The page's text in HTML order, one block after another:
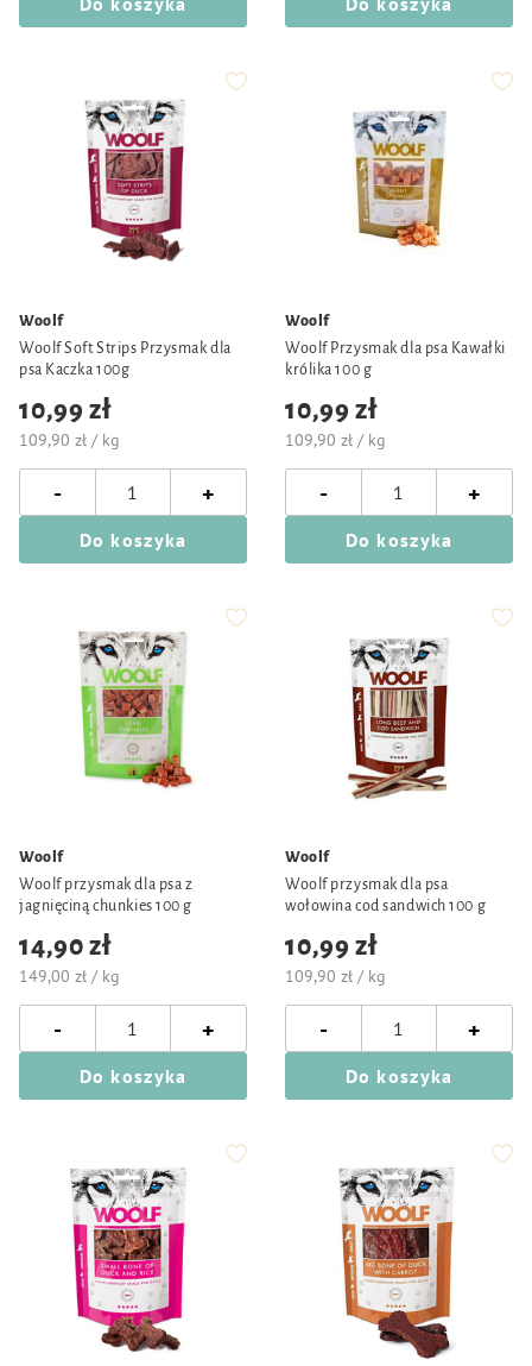
Woolf
Woolf Soft Strips Przysmak dla
psa Kaczka 100g
10,99 zł
109,90 zł / kg
- +
Do koszyka
Woolf
Woolf Przysmak dla psa Kawałki
królika 100 g
10,99 zł
109,90 zł / kg
- +
Do koszyka
Woolf
Woolf przysmak dla psa z
jagnięciną chunkies 100 g
14,90 zł
149,00 zł / kg
- +
Do koszyka
Woolf
Woolf przysmak dla psa
wołowina cod sandwich 100 g
10,99 zł
109,90 zł / kg
- +
Do koszyka